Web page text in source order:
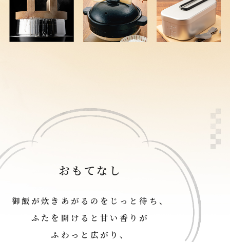
おもてなし
御飯が炊きあがるのをじっと待ち、
ふたを開けると甘い香りが
ふわっと広がり、